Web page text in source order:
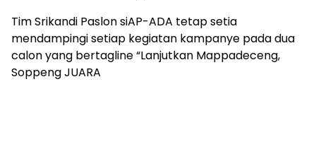
Tim Srikandi Paslon siAP-ADA tetap setia
mendampingi setiap kegiatan kampanye pada dua
calon yang bertagline “Lanjutkan Mappadeceng,
Soppeng JUARA